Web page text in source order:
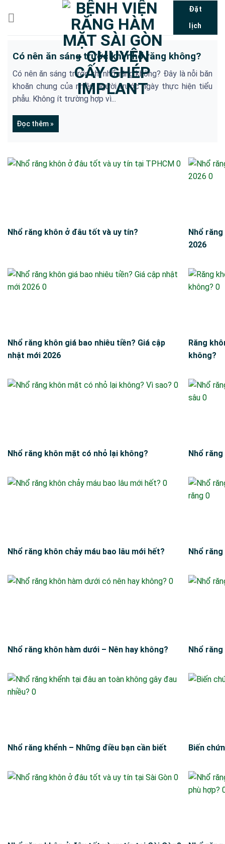
Đặt
lịch
Có nên ăn sáng trước khi nhổ răng không?
Có nên ăn sáng trước khi nhổ răng không? Đây là nỗi băn
khoăn chung của nhiều người trước ngày thực hiện tiểu
phẫu. Không ít trường hợp vì...
Đọc thêm »
Nhổ răng khôn ở đâu tốt và uy tín?
Nhổ
2026
Nhổ răng khôn giá bao nhiêu tiền? Giá cập
nhật mới 2026
Răng
không?
Nhổ răng khôn mặt có nhỏ lại không? Nhổ
Nhổ răng khôn chảy máu bao lâu mới hết? Nhổ
Nhổ răng khôn hàm dưới – Nên hay không? Nhổ
Nhổ răng khểnh – Những điều bạn cần biết Biến